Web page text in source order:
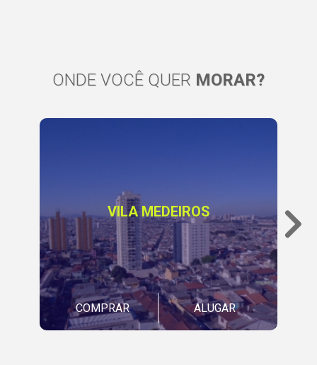
ONDE VOCÊ QUER MORAR?
VILA MEDEIROS
COMPRAR ALUGAR